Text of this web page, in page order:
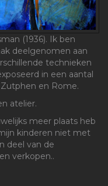
(1936). Ik ben
deelgenomen aan
technieken
in een aantal
en Rome.
atelier.
meer plaats heb
kinderen niet met
deel van de
verkopen..